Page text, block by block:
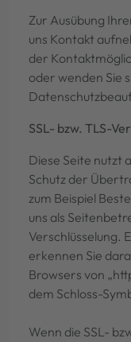
Zur Ausübung
uns Kontakt
der
oder wenden Sie
SSL- bzw. TLS-
Diese Seite nutzt
Schutz der
zum Beispiel
uns als
Verschlüsselung.
erkennen Sie
Browsers von
dem Schloss-
Wenn die SSL-